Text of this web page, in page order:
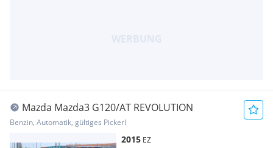
Mazda Mazda3 G120/AT REVOLUTION
Benzin, Automatik, gültiges Pickerl
2015 EZ